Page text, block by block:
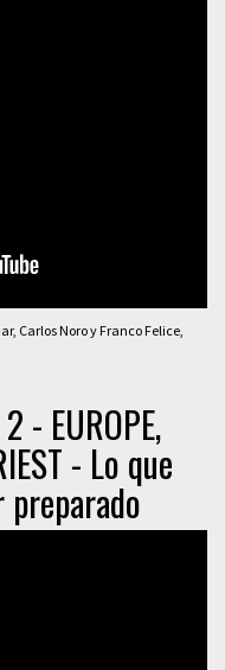
Carlos Noro y Franco Felice,
- EUROPE,
- Lo que